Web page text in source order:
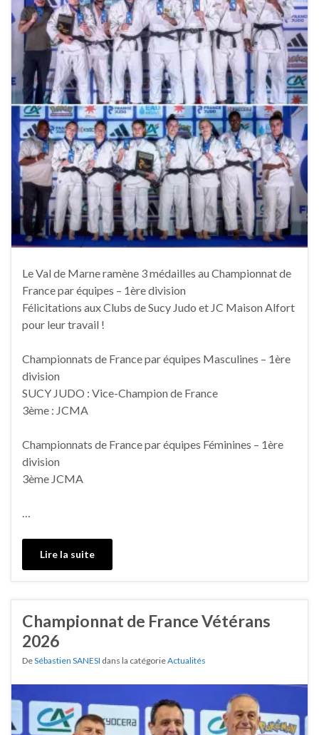
Le Val de Marne ramène 3 médailles au Championnat de
France par équipes – 1ère division
Félicitations aux Clubs de Sucy Judo et JC Maison Alfort
pour leur travail !
Championnats de France par équipes Masculines – 1ère
division
SUCY JUDO : Vice-Champion de France
3ème : JCMA
Championnats de France par équipes Féminines – 1ère
division
3ème JCMA
…
Lire la suite
Championnat de France Vétérans
2026
DeSébastien SANESI dans la catégorieActualités